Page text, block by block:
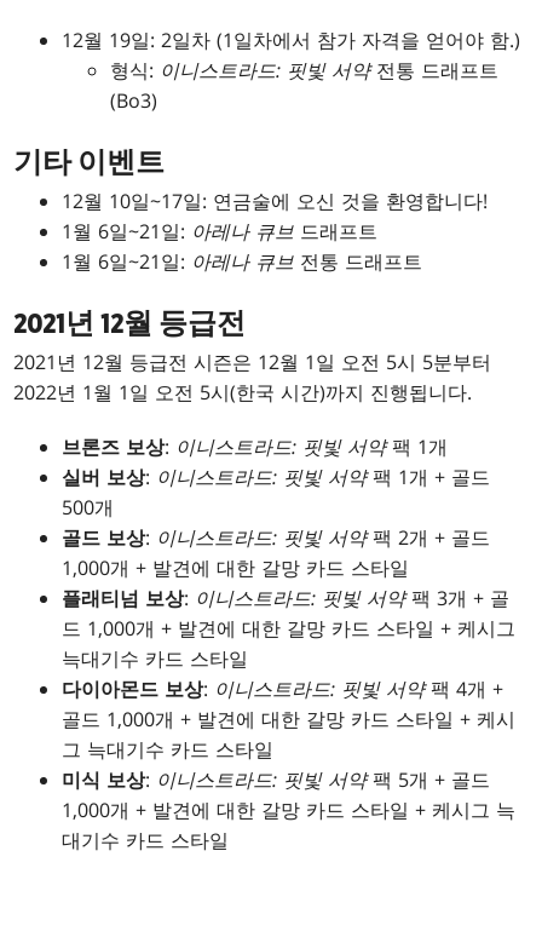
12월 19일: 2일차 (1일차에서 참가 자격을 얻어야 함.)
형식: 이니스트라드: 핏빛 서약전통 드래프트
(Bo3)
기타 이벤트
12월 10일~17일: 연금술에 오신 것을 환영합니다!
1월 6일~21일: 아레나 큐브 드래프트
1월 6일~21일: 아레나 큐브 전통 드래프트
2021년 12월 등급전
2021년 12월 등급전 시즌은 12월 1일 오전 5시 5분부터
2022년 1월 1일 오전 5시(한국 시간)까지 진행됩니다.
브론즈 보상: 이니스트라드: 핏빛 서약팩 1개
실버 보상: 이니스트라드: 핏빛 서약팩 1개 + 골드
500개
골드 보상: 이니스트라드: 핏빛 서약팩 2개 + 골드
1,000개 + 발견에 대한 갈망 카드 스타일
플래티넘 보상: 이니스트라드: 핏빛 서약팩 3개 + 골
드 1,000개 + 발견에 대한 갈망 카드 스타일 + 케시그
늑대기수 카드 스타일
다이아몬드 보상: 이니스트라드: 핏빛 서약팩 4개 +
골드 1,000개 + 발견에 대한 갈망 카드 스타일 + 케시
그 늑대기수 카드 스타일
미식 보상: 이니스트라드: 핏빛 서약팩 5개 + 골드
1,000개 + 발견에 대한 갈망 카드 스타일 + 케시그 늑
대기수 카드 스타일